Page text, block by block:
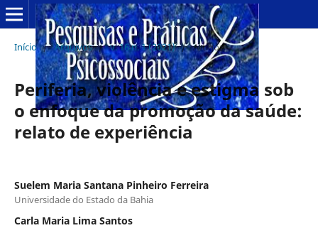
Início / Arquivos / v. 16 n. 1 (2021) / Artigos
Periferia, violência e estigma sob
o enfoque da promoção da saúde:
relato de experiência
Suelem Maria Santana Pinheiro Ferreira
Universidade do Estado da Bahia
Carla Maria Lima Santos